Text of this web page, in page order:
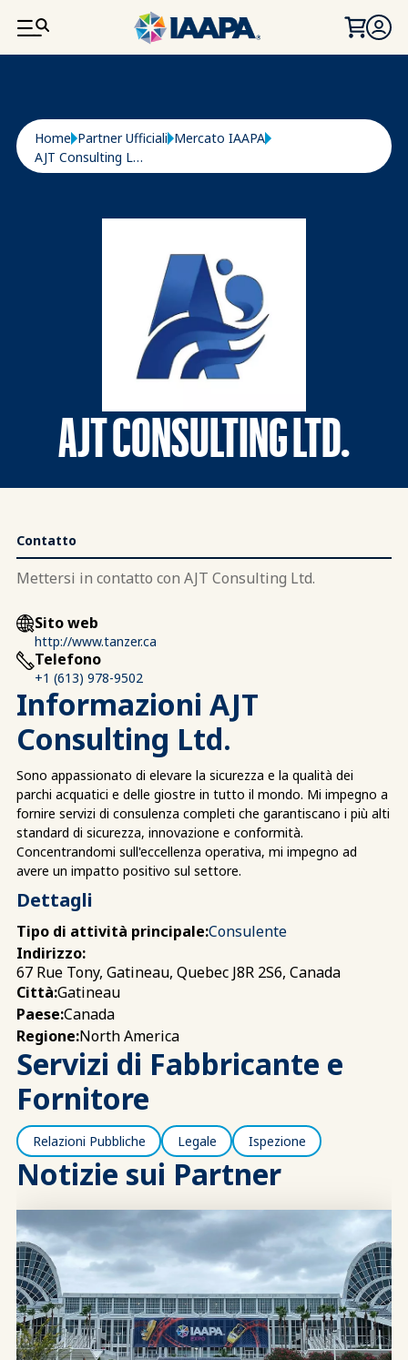
SALTA AL CONTENUTO PRINCIPALE
Briciole di pane
Home Partner Ufficiali Mercato IAAPA
AJT Consulting Ltd.
AJT CONSULTING LTD.
Contatto
Mettersi in contatto con AJT Consulting Ltd.
Sito web
http://www.tanzer.ca
Telefono
+1 (613) 978-9502
Informazioni AJT
Consulting Ltd.
Sono appassionato di elevare la sicurezza e la qualità dei
parchi acquatici e delle giostre in tutto il mondo. Mi impegno a
fornire servizi di consulenza completi che garantiscano i più alti
standard di sicurezza, innovazione e conformità.
Concentrandomi sull'eccellenza operativa, mi impegno ad
avere un impatto positivo sul settore.
Dettagli
Tipo di attività principale:Consulente
Indirizzo:
67 Rue Tony, Gatineau, Quebec J8R 2S6, Canada
Città:Gatineau
Paese:Canada
Regione:North America
Servizi di Fabbricante e
Fornitore
Relazioni Pubbliche Legale Ispezione
Notizie sui Partner